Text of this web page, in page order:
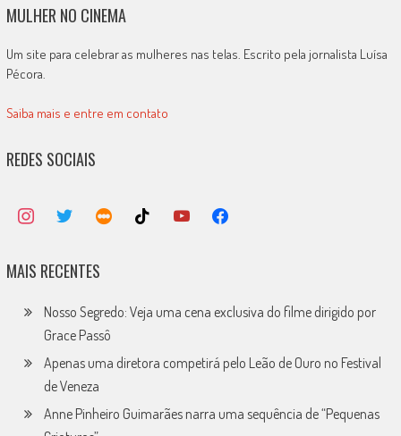
MULHER NO CINEMA
Um site para celebrar as mulheres nas telas. Escrito pela jornalista Luísa
Pécora.
Saiba mais e entre em contato
REDES SOCIAIS
MAIS RECENTES
Nosso Segredo: Veja uma cena exclusiva do filme dirigido por
Grace Passô
Apenas uma diretora competirá pelo Leão de Ouro no Festival
de Veneza
Anne Pinheiro Guimarães narra uma sequência de “Pequenas